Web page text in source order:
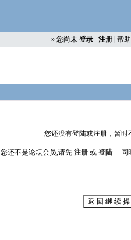
» 您尚未 登录 注册 帮助
您还没有登陆或注册，暂时
您还不是论坛会员,请先 注册 或 登陆 ---同